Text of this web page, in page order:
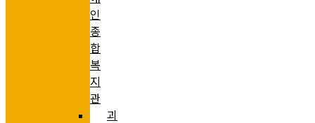
인
종
합
복
지
관
괴